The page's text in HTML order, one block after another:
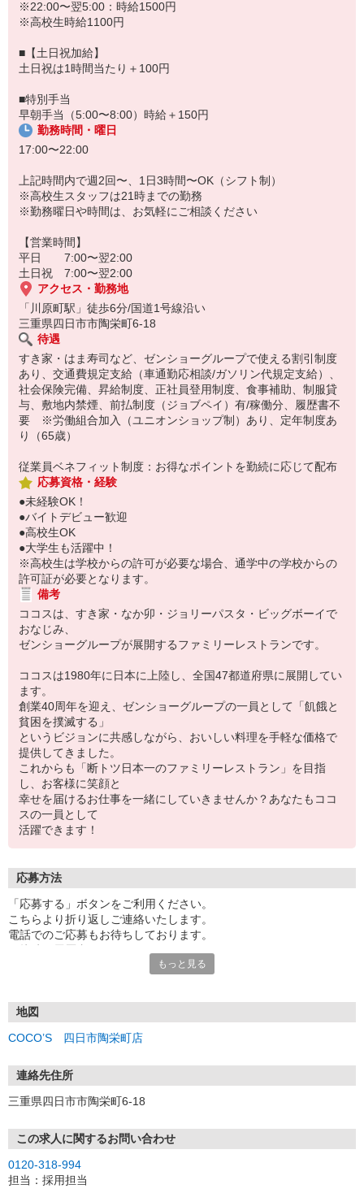
※22:00〜翌5:00：時給1500円
※高校生時給1100円
■【土日祝加給】
土日祝は1時間当たり＋100円
■特別手当
早朝手当（5:00〜8:00）時給＋150円
勤務時間・曜日
17:00〜22:00
上記時間内で週2回〜、1日3時間〜OK（シフト制）
※高校生スタッフは21時までの勤務
※勤務曜日や時間は、お気軽にご相談ください
【営業時間】
平日 7:00〜翌2:00
土日祝 7:00〜翌2:00
アクセス・勤務地
「川原町駅」徒歩6分/国道1号線沿い
三重県四日市市陶栄町6-18
待遇
すき家・はま寿司など、ゼンショーグループで使える割引制度
あり、交通費規定支給（車通勤応相談/ガソリン代規定支給）、
社会保険完備、昇給制度、正社員登用制度、食事補助、制服貸
与、敷地内禁煙、前払制度（ジョブペイ）有/稼働分、履歴書不
要 ※労働組合加入（ユニオンショップ制）あり、定年制度あ
り（65歳）
従業員ベネフィット制度：お得なポイントを勤続に応じて配布
応募資格・経験
●未経験OK！
●バイトデビュー歓迎
●高校生OK
●大学生も活躍中！
※高校生は学校からの許可が必要な場合、通学中の学校からの
許可証が必要となります。
備考
ココスは、すき家・なか卯・ジョリーパスタ・ビッグボーイで
おなじみ、
ゼンショーグループが展開するファミリーレストランです。
ココスは1980年に日本に上陸し、全国47都道府県に展開してい
ます。
創業40周年を迎え、ゼンショーグループの一員として「飢餓と
貧困を撲滅する」
というビジョンに共感しながら、おいしい料理を手軽な価格で
提供してきました。
これからも「断トツ日本一のファミリーレストラン」を目指
し、お客様に笑顔と
幸せを届けるお仕事を一緒にしていきませんか？あなたもココ
スの一員として
活躍できます！
応募方法
「応募する」ボタンをご利用ください。
こちらより折り返しご連絡いたします。
電話でのご応募もお待ちしております。
もっと見る
地図
COCO’S 四日市陶栄町店
連絡先住所
三重県四日市市陶栄町6-18
この求人に関するお問い合わせ
0120-318-994
担当：採用担当